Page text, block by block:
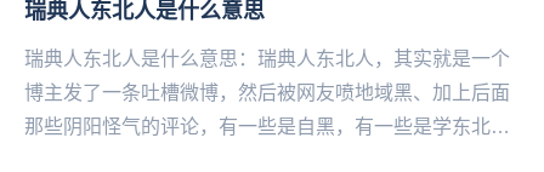
瑞典人东北人是什么意思
瑞典人东北人是什么意思：瑞典人东北人，其实就是一个
博主发了一条吐槽微博，然后被网友喷地域黑、加上后面
那些阴阳怪气的评论，有一些是自黑，有一些是学东北人